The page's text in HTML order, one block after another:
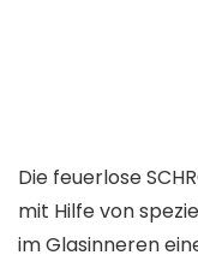
Die feuerlose
mit Hilfe von
im Glasinneren